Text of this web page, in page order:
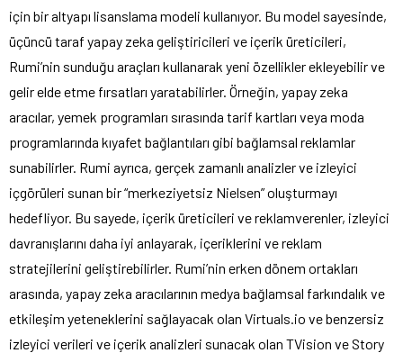
için bir altyapı lisanslama modeli kullanıyor. Bu model sayesinde,
üçüncü taraf yapay zeka geliştiricileri ve içerik üreticileri,
Rumi’nin sunduğu araçları kullanarak yeni özellikler ekleyebilir ve
gelir elde etme fırsatları yaratabilirler. Örneğin, yapay zeka
aracılar, yemek programları sırasında tarif kartları veya moda
programlarında kıyafet bağlantıları gibi bağlamsal reklamlar
sunabilirler. Rumi ayrıca, gerçek zamanlı analizler ve izleyici
içgörüleri sunan bir “merkeziyetsiz Nielsen” oluşturmayı
hedefliyor. Bu sayede, içerik üreticileri ve reklamverenler, izleyici
davranışlarını daha iyi anlayarak, içeriklerini ve reklam
stratejilerini geliştirebilirler. Rumi’nin erken dönem ortakları
arasında, yapay zeka aracılarının medya bağlamsal farkındalık ve
etkileşim yeteneklerini sağlayacak olan Virtuals.io ve benzersiz
izleyici verileri ve içerik analizleri sunacak olan TVision ve Story